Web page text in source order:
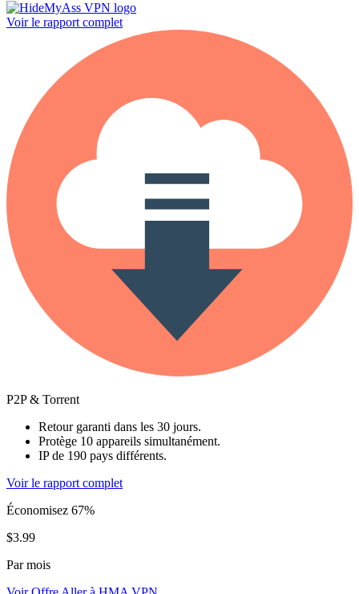
Voir le rapport complet
P2P & Torrent
Retour garanti dans les 30 jours.
Protège 10 appareils simultanément.
IP de 190 pays différents.
Voir le rapport complet
Économisez 67%
$3.99
Par mois